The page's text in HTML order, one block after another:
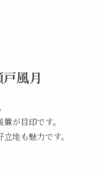
風月
が目印です。
地も魅力です。